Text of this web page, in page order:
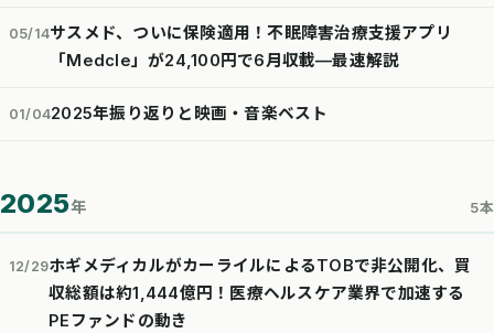
05/14サスメド、ついに保険適用！不眠障害治療支援アプリ
「Medcle」が24,100円で6月収載—最速解説
01/042025年振り返りと映画・音楽ベスト
2025年 5本
12/29ホギメディカルがカーライルによるTOBで非公開化、買
収総額は約1,444億円！医療ヘルスケア業界で加速する
PEファンドの動き